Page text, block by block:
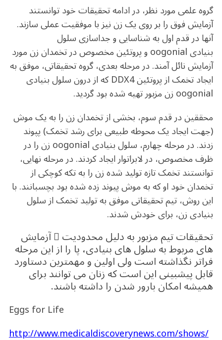
گروه علمی مورد نظر، در ادامه تحقیقات خود توانستند
آزمایش فوق را بر روی یک زن نیز با موفقیت عملی سازند.
آنها در قدم اول به شناسایی و جداسازی سلول
بنیادی oogonial و پروتئین مخصوص در تخمدان زن مورد
آزمایش نائل آمند. در مرحله بعدی، گروه تحقیقاتی، موفق به
ایجاد تخمک از پروتئین DDX4 که از درون سلول بنیادی
oogonial زن مزبور تهیه شده بود گردید.
محققین در قدم سوم، بخشی از تخمدان زن را به یک موش
(جهت ایجاد یک محوطه طبیعی برای رشد تخمک) پپوند
زدند. در مرحله چهارم، سلول بنیادی oogonial زن را در
ظرف مخصوص، در لابراتوار ایجاد کردند. در مرحله نهایی،
توانستند تخمک تازه تولید شده زن را به تکه کوچکی از
تخمدان خود او که به موش پیوند زده شده بود بچسبانند. با
این روش، تیم تحقیقاتی موفق به تولید تخمک از سلول
بنیادی زن، برای خودش شدند.
تحقیقات تیم مزبور به دلیل محدودیت ِ آزمایش
های مربوط به سلول های بنیادی، پا را از این مرحله
فراتر نگذاشته است ولی اولین و مهمترین دستاورد
قابل پیشبینی این است که زنان می توانند برای
همیشه امکان بارور شدن را داشته باشند.
Eggs for Life
http://www.medicaldiscoverynews.com/shows/